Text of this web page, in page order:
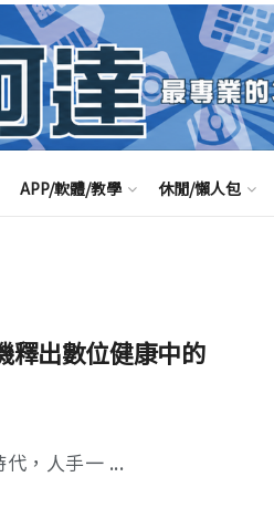
APP/軟體/教學 休閒/懶人包
釋出數位健康中的
，人手一 ...